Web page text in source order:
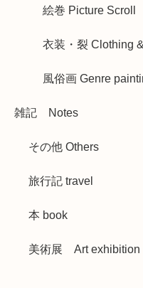
絵巻 Picture Scroll
衣装・裂 Clothing
風俗画 Genre
雑記 Notes
その他 Others
旅行記 travel
本 book
美術展 Art exhibition